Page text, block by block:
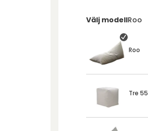
Välj modellRoo
Roo
Tre 55